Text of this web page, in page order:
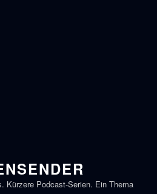
Kürzere Podcast-Serien. Ein Thema